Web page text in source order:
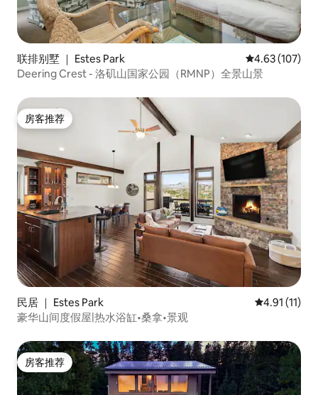
联排别墅 ｜ Estes Park 平均评分 4.63
4.63 (107)
Deering Crest - 洛矶山国家公园（RMNP）全景山景
房客推荐
房客推荐
民居 ｜ Estes Park 平均评分
4.91 (11)
豪华山间度假屋|热水浴缸•桑拿•景观
房客推荐
房客推荐